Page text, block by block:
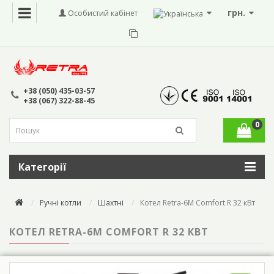
грн.
Особистий кабінет
+38 (050) 435-03-57
+38 (067) 322-88-45
0
Категорії
Ручні котли Шахтні Котел Retra-6M Comfort R 32 кВт
КОТЕЛ RETRA-6M COMFORT R 32 КВТ